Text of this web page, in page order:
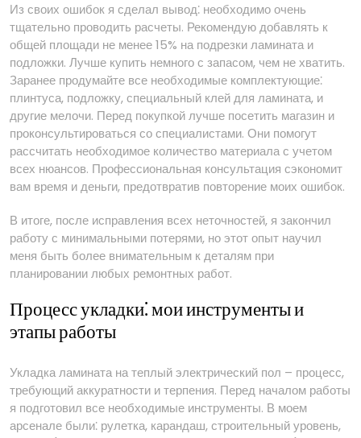
Из своих ошибок я сделал вывод⁚ необходимо очень
тщательно проводить расчеты. Рекомендую добавлять к
общей площади не менее 15% на подрезки ламината и
подложки. Лучше купить немного с запасом, чем не хватить.
Заранее продумайте все необходимые комплектующие⁚
плинтуса, подложку, специальный клей для ламината, и
другие мелочи. Перед покупкой лучше посетить магазин и
проконсультироваться со специалистами. Они помогут
рассчитать необходимое количество материала с учетом
всех нюансов. Профессиональная консультация сэкономит
вам время и деньги, предотвратив повторение моих ошибок.
В итоге, после исправления всех неточностей, я закончил
работу с минимальными потерями, но этот опыт научил
меня быть более внимательным к деталям при
планировании любых ремонтных работ.
Процесс укладки⁚ мои инструменты и
этапы работы
Укладка ламината на теплый электрический пол – процесс,
требующий аккуратности и терпения. Перед началом работы
я подготовил все необходимые инструменты. В моем
арсенале были⁚ рулетка, карандаш, строительный уровень,